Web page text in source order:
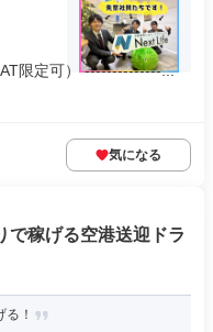
限定可） --------------...
気になる
で稼げる空港送迎ドラ
！